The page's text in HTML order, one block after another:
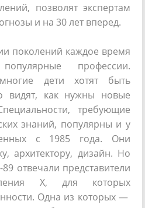
позволят экспертам
и на 30 лет вперед.
поколений каждое время
профессии.
дети хотят быть
видят, как нужны новые
требующие
знаний, популярны и у
с 1985 года. Они
архитектору, дизайн. Но
отвечали представители
Х, для которых
Одна из которых —